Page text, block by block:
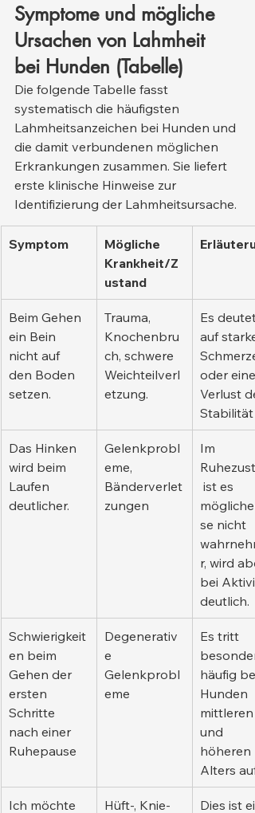
Symptome und mögliche
Ursachen von Lahmheit
bei Hunden (Tabelle)
Die folgende Tabelle fasst
systematisch die häufigsten
Lahmheitsanzeichen bei Hunden und
die damit verbundenen möglichen
Erkrankungen zusammen. Sie liefert
erste klinische Hinweise zur
Identifizierung der Lahmheitsursache.
Symptom
Mögliche
Krankheit/Z
ustand
Beim Gehen
ein Bein
nicht auf
den Boden
setzen.
Trauma,
Knochenbru
ch, schwere
Weichteilverl
etzung.
Es deutet
auf starke
oder
Verlust
Stabilität
Das Hinken
wird beim
Laufen
deutlicher.
Gelenkprobl
eme,
Bänderverlet
zungen
Im
ist es
se nicht
r, wird
bei
deutlich.
Schwierigkeit
en beim
Gehen der
ersten
Schritte
nach einer
Ruhepause
Degenerativ
e
Gelenkprobl
eme
Es tritt
häufig bei
Hunden
mittleren
und
höheren
Alters auf.
Ich möchte Hüft-, Knie- Dies ist